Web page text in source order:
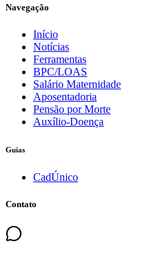
Navegação
Início
Notícias
Ferramentas
BPC/LOAS
Salário Maternidade
Aposentadoria
Pensão por Morte
Auxílio-Doença
Guias
CadÚnico
Contato